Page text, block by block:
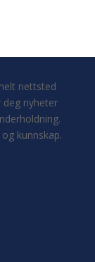
nettsted
deg nyheter
kunnskap.